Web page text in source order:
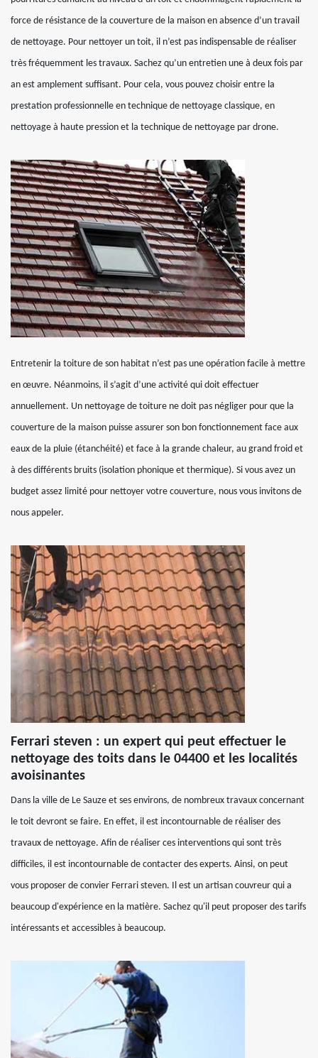
force de résistance de la couverture de la maison en absence d’un travail
de nettoyage. Pour nettoyer un toit, il n’est pas indispensable de réaliser
très fréquemment les travaux. Sachez qu’un entretien une à deux fois par
an est amplement suffisant. Pour cela, vous pouvez choisir entre la
prestation professionnelle en technique de nettoyage classique, en
nettoyage à haute pression et la technique de nettoyage par drone.
Entretenir la toiture de son habitat n’est pas une opération facile à mettre
en œuvre. Néanmoins, il s’agit d’une activité qui doit effectuer
annuellement. Un nettoyage de toiture ne doit pas négliger pour que la
couverture de la maison puisse assurer son bon fonctionnement face aux
eaux de la pluie (étanchéité) et face à la grande chaleur, au grand froid et
à des différents bruits (isolation phonique et thermique). Si vous avez un
budget assez limité pour nettoyer votre couverture, nous vous invitons de
nous appeler.
Ferrari steven : un expert qui peut effectuer le
nettoyage des toits dans le 04400 et les localités
avoisinantes
Dans la ville de Le Sauze et ses environs, de nombreux travaux concernant
le toit devront se faire. En effet, il est incontournable de réaliser des
travaux de nettoyage. Afin de réaliser ces interventions qui sont très
difficiles, il est incontournable de contacter des experts. Ainsi, on peut
vous proposer de convier Ferrari steven. Il est un artisan couvreur qui a
beaucoup d'expérience en la matière. Sachez qu'il peut proposer des tarifs
intéressants et accessibles à beaucoup.